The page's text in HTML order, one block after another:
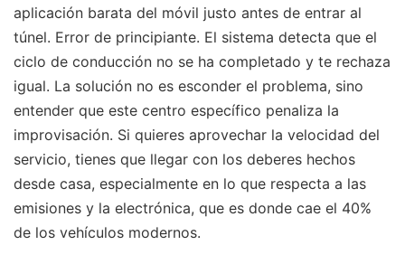
aplicación barata del móvil justo antes de entrar al
túnel. Error de principiante. El sistema detecta que el
ciclo de conducción no se ha completado y te rechaza
igual. La solución no es esconder el problema, sino
entender que este centro específico penaliza la
improvisación. Si quieres aprovechar la velocidad del
servicio, tienes que llegar con los deberes hechos
desde casa, especialmente en lo que respecta a las
emisiones y la electrónica, que es donde cae el 40%
de los vehículos modernos.